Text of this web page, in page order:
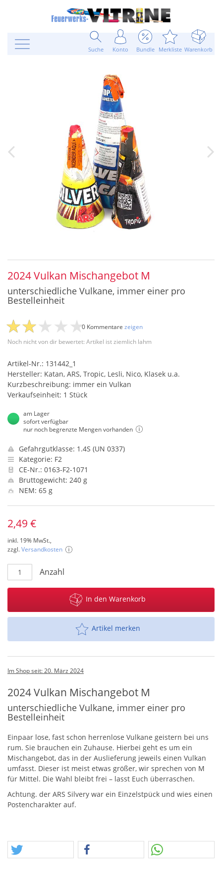
Suche Konto Bundle Merkliste Warenkorb
2024 Vulkan Mischangebot M
unterschiedliche Vulkane, immer einer pro
Bestelleinheit
Noch nicht von dir bewertet: Artikel ist ziemlich lahm
0 Kommentare zeigen
Artikel-Nr.: 131442_1
Hersteller: Katan, ARS, Tropic, Lesli, Nico, Klasek u.a.
Kurzbeschreibung: immer ein Vulkan
Verkaufseinheit: 1 Stück
am Lager
sofort verfügbar
nur noch begrenzte Mengen vorhanden
Gefahrgutklasse: 1.4S (UN 0337)
Kategorie: F2
CE-Nr.: 0163-F2-1071
Bruttogewicht: 240 g
NEM: 65 g
2,49 €
inkl. 19% MwSt.,
zzgl.Versandkosten
Anzahl
In den Warenkorb
Artikel merken
Im Shop seit: 20. März 2024
2024 Vulkan Mischangebot M
unterschiedliche Vulkane, immer einer pro
Bestelleinheit
Einpaar lose, fast schon herrenlose Vulkane geistern bei uns
rum. Sie brauchen ein Zuhause. Hierbei geht es um ein
Mischangebot, das in der Auslieferung jeweils einen Vulkan
umfasst. Dieser ist meist etwas größer, wir sprechen von M
für Mittel. Die Wahl bleibt frei – lasst Euch überraschen.
Achtung. der ARS Silvery war ein Einzelstpück und wies einen
Postencharakter auf.